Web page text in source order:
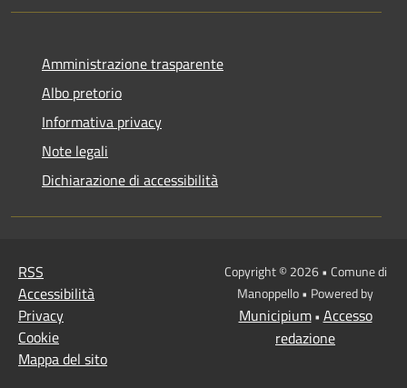
Amministrazione trasparente
Albo pretorio
Informativa privacy
Note legali
Dichiarazione di accessibilità
RSS
Accessibilità
Privacy
Cookie
Mappa del sito
Copyright © 2026 • Comune di
Manoppello • Powered by
Municipium• Accesso
redazione